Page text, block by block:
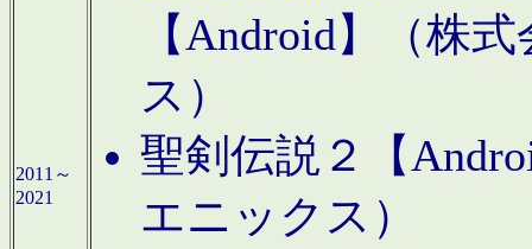
2011～
2021
【Android】（株
ス）
聖剣伝説２【
エニックス）